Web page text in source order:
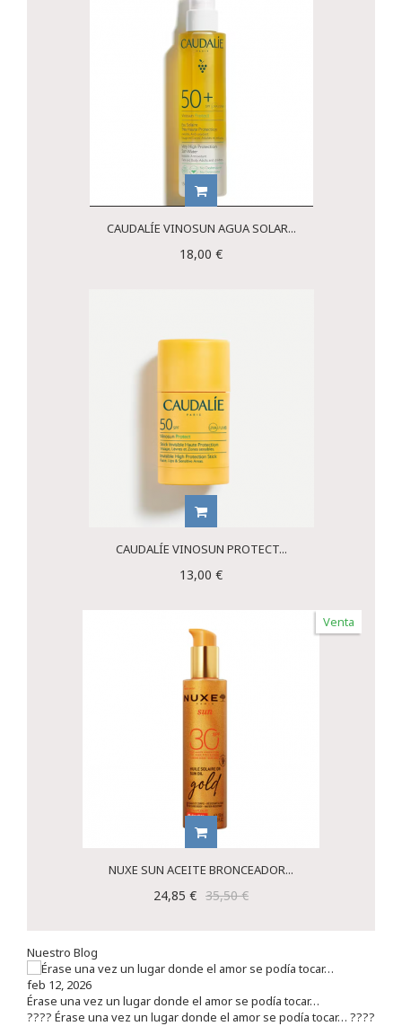
CAUDALÍE VINOSUN AGUA SOLAR...
18,00 €
CAUDALÍE VINOSUN PROTECT...
13,00 €
Venta
NUXE SUN ACEITE BRONCEADOR...
24,85 € 35,50 €
Nuestro Blog
feb 12, 2026
Érase una vez un lugar donde el amor se podía tocar…
???? Érase una vez un lugar donde el amor se podía tocar… ????